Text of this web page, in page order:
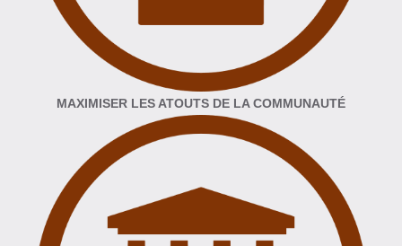
MAXIMISER LES ATOUTS DE LA COMMUNAUTÉ